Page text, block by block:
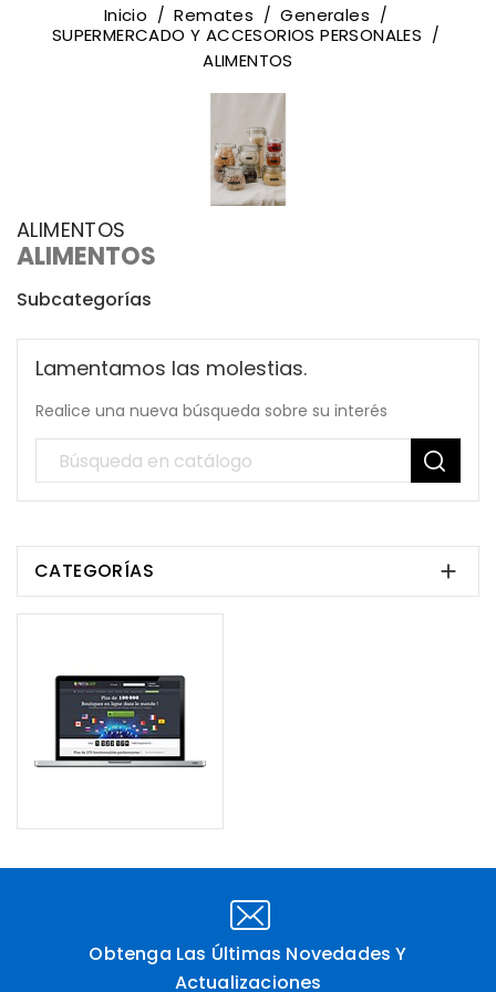
Inicio Remates
Generales
SUPERMERCADO Y ACCESORIOS PERSONALES
ALIMENTOS
ALIMENTOS
ALIMENTOS
Subcategorías
Lamentamos las molestias.
Realice una nueva búsqueda sobre su interés
CATEGORÍAS 
Obtenga Las Últimas Novedades Y
Actualizaciones